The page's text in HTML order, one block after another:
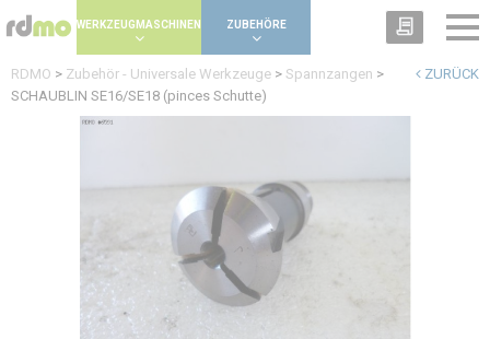
WERKZEUGMASCHINEN ZUBEHÖRE
ZURÜCK
RDMO > Zubehör - Universale Werkzeuge > Spannzangen >
SCHAUBLIN SE16/SE18 (pinces Schutte)